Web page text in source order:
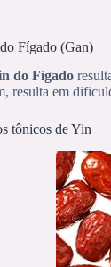
Fígado (Gan)
do Fígado
resulta em
tônicos de Yin